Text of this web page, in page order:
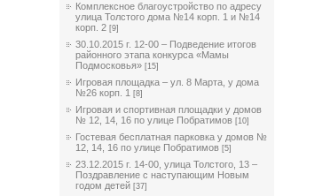
Комплексное благоустройство по адресу
улица Толстого дома №14 корп. 1 и №14
корп. 2 [9]
30.10.2015 г. 12-00 – Подведение итогов
районного этапа конкурса «Мамы
Подмосковья» [15]
Игровая площадка – ул. 8 Марта, у дома
№26 корп. 1 [8]
Игровая и спортивная площадки у домов
№ 12, 14, 16 по улице Побратимов [10]
Гостевая бесплатная парковка у домов №
12, 14, 16 по улице Побратимов [5]
23.12.2015 г. 14-00, улица Толстого, 13 –
Поздравление с наступающим Новым
годом детей [37]